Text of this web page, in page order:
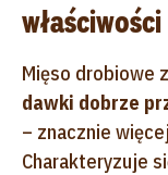
właściwości
Mięso drobiowe
dawki dobrze
– znacznie
Charakteryzuje